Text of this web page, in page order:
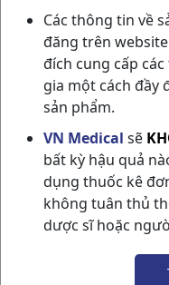
Các thông tin về
đăng trên website
đích cung cấp
gia một cách đầy
sản phẩm.
VN Medical sẽ
bất kỳ hậu quả
dụng thuốc kê
không tuân thủ
dược sĩ hoặc
NOOTROPIL
NSX:Glasxo
Nhóm hàng:
Chia sẻ qua mạng